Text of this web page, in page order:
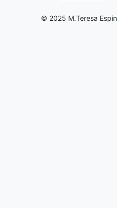
© 2025 M.Teresa